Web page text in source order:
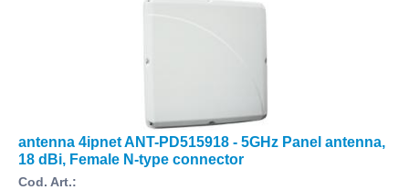
antenna 4ipnet ANT-PD515918 - 5GHz Panel antenna,
18 dBi, Female N-type connector
Cod. Art.: